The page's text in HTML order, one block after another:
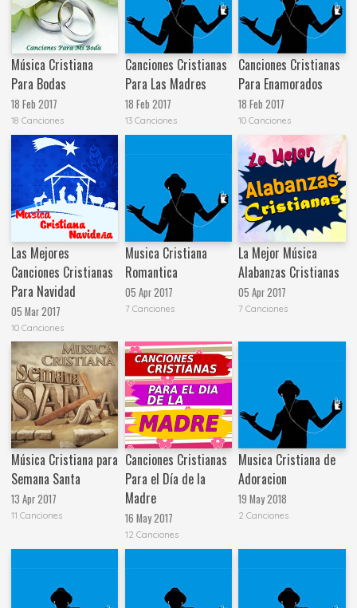
Música Cristiana
Para Bodas
18 Feb 2017
18 Canciones
Canciones Cristianas
Para Las Madres
18 Feb 2017
13 Canciones
Canciones Cristianas
Para Enamorados
18 Feb 2017
10 Canciones
Las Mejores
Canciones Cristianas
Para Navidad
05 Mar 2017
10 Canciones
Musica Cristiana
Romantica
05 Apr 2017
7 Canciones
La Mejor Música
Alabanzas Cristianas
05 Apr 2017
7 Canciones
Música Cristiana para
Semana Santa
13 Apr 2017
11 Canciones
Canciones Cristianas
Para el Día de la
Madre
16 May 2017
12 Canciones
Musica Cristiana de
Adoracion
19 May 2018
2 Canciones